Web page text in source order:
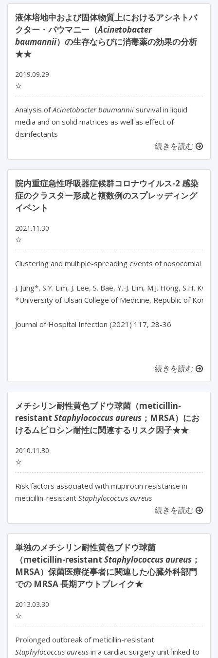
液体培地中および固体物質上におけるアシネトバ
クター・バウマニー（Acinetobacter
baumannii）の生存ならびに消毒薬の効果の分析
★★
2019.09.29
☆
Analysis ofAcinetobacter baumannii survival in liquid
media and on solid matrices as well as effect of
disinfectants
続きを読む
院内重症急性呼吸器症候群コロナウイルス-2 感染
症のクラスター形成と複数例のスプレッディング
イベント
2021.11.30
☆
Clustering and multiple-spreading events of nosocomial
J. Jung*, S.Y. Lim, J. Lee, S. Bae, Y.-J. Lim, M.J. Hong, S.H.
*University of Ulsan College of Medicine, Republic of Korea
Journal of Hospital Infection (2021) 117, 28-36
続きを読む
メチシリン耐性黄色ブドウ球菌（meticillin-
resistant Staphylococcus aureus ；MRSA）にお
けるムピロシン耐性に関連するリスク因子★★
2010.11.30
☆
Risk factors associated with mupirocin resistance in
meticillin-resistant Staphylococcus aureus
続きを読む
単独のメチシリン耐性黄色ブドウ球菌
（meticillin-resistant Staphylococcus aureus ；
MRSA）保菌医療従事者に関連した心臓外科部門
での MRSA 長期アウトブレイク★
2013.03.30
☆
Prolonged outbreak of meticillin-resistant
Staphylococcus aureus in a cardiac surgery unit linked to